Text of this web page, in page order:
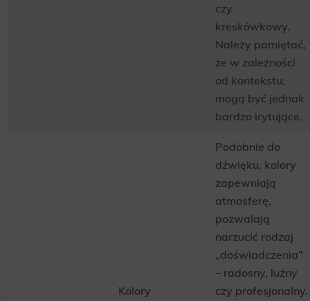
czy
kreskówkowy.
Należy pamiętać,
że w zależności
od kontekstu,
mogą być jednak
bardzo irytujące.
Kolory
Podobnie do
dźwięku, kolory
zapewniają
atmosferę,
pozwalają
narzucić rodzaj
„doświadczenia”
– radosny, luźny
czy profesjonalny.